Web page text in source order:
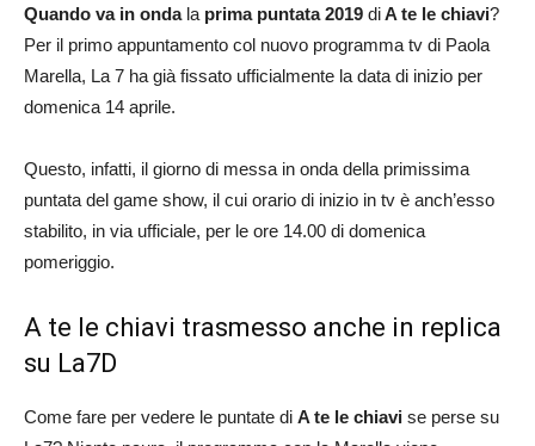
Quando va in ondala prima puntata 2019 diA te le chiavi?
Per il primo appuntamento col nuovo programma tv di Paola
Marella, La 7 ha già fissato ufficialmente la data di inizio per
domenica 14 aprile.
Questo, infatti, il giorno di messa in onda della primissima
puntata del game show, il cui orario di inizio in tv è anch’esso
stabilito, in via ufficiale, per le ore 14.00 di domenica
pomeriggio.
A te le chiavi trasmesso anche in replica
su La7D
Come fare per vedere le puntate di A te le chiavi se perse su